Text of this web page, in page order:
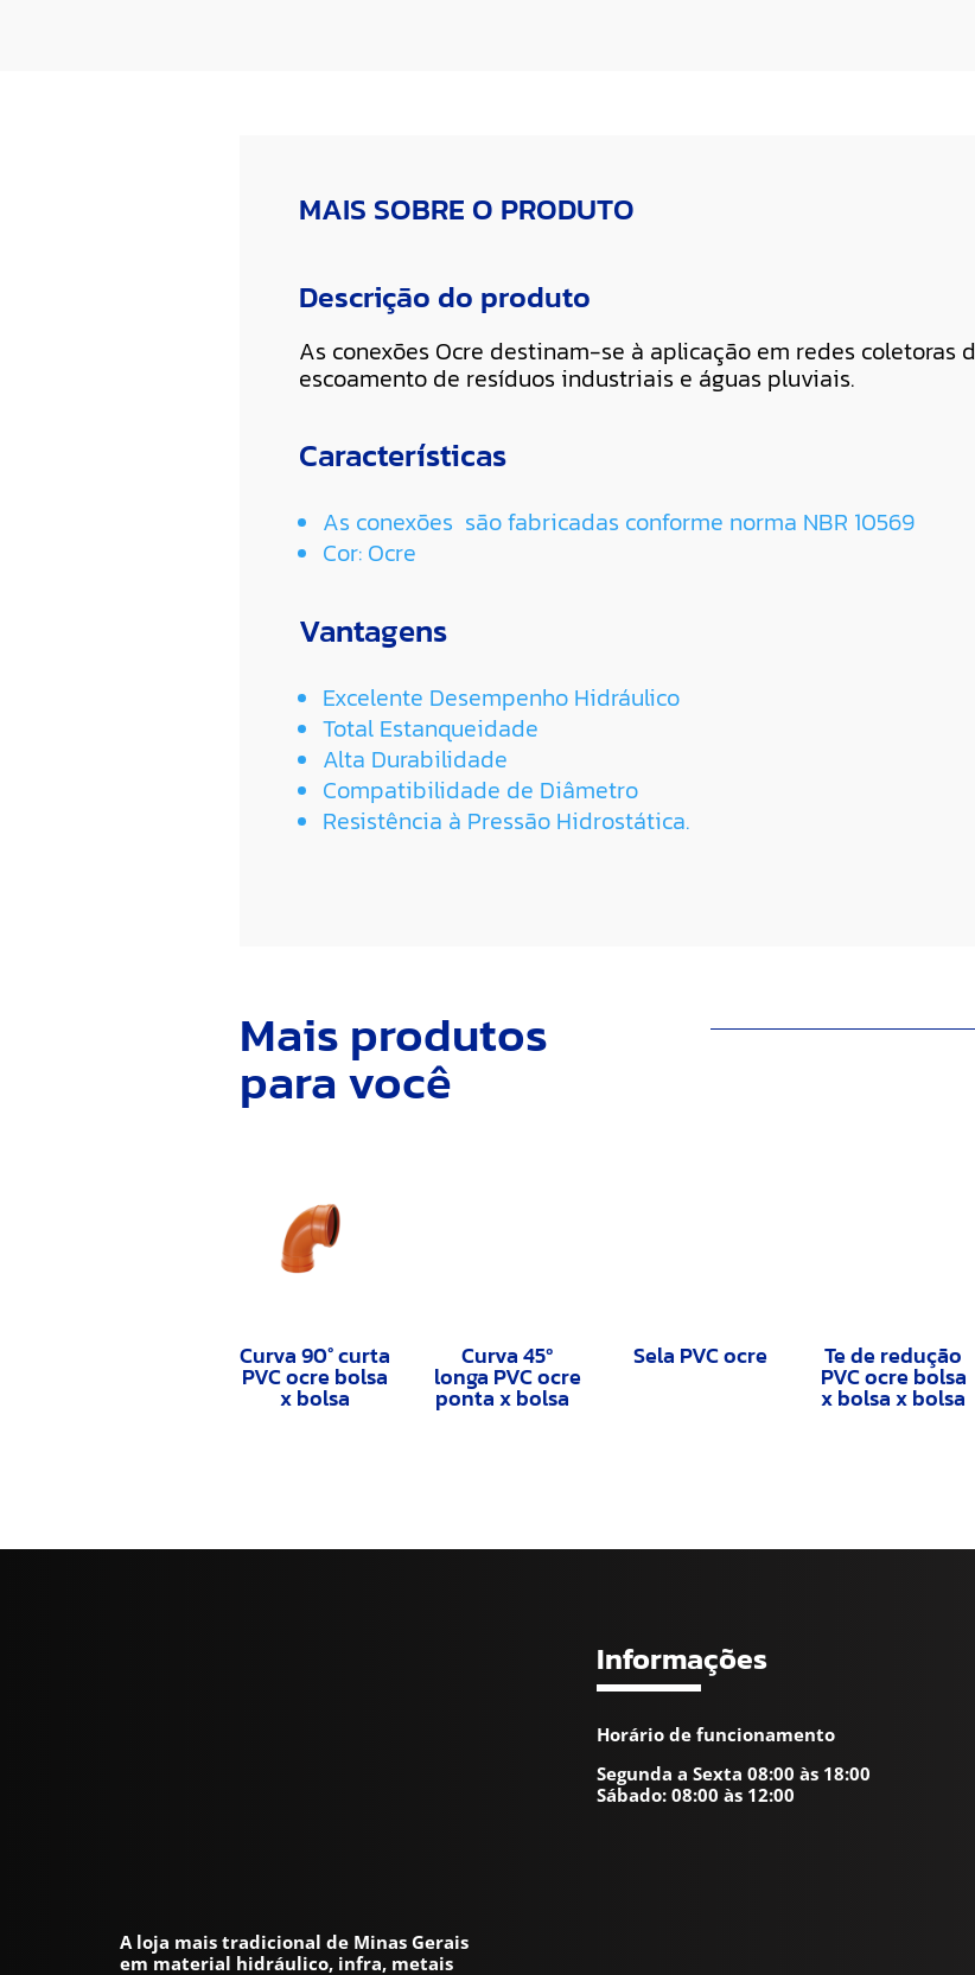
MAIS SOBRE O PRODUTO
Descrição do produto
As conexões Ocre destinam-se à aplicação em redes coletoras
escoamento de resíduos industriais e águas pluviais.
Características
As conexões são fabricadas conforme norma NBR 10569
Cor: Ocre
Vantagens
Excelente Desempenho Hidráulico
Total Estanqueidade
Alta Durabilidade
Compatibilidade de Diâmetro
Resistência à Pressão Hidrostática.
Mais produtos
para você
Curva 90° curta
PVC ocre bolsa
x bolsa
Curva 45º
longa PVC ocre
ponta x bolsa
Sela PVC ocre Te de redução
PVC ocre bolsa
x bolsa x bolsa
A loja mais tradicional de Minas Gerais
em material hidráulico, infra, metais
Informações
Horário de funcionamento
Segunda a Sexta 08:00 às 18:00
Sábado: 08:00 às 12:00